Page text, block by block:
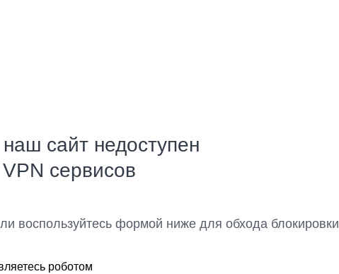
сайт недоступен
сервисов
воспользуйтесь формой ниже для обхода блокировки
роботом